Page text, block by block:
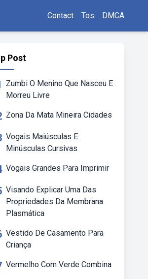
Contact Tos DMCA
Post
Zumbi O Menino Que Nasceu E
Morreu Livre
Zona Da Mata Mineira Cidades
Vogais Maiúsculas E
Minúsculas Cursivas
Vogais Grandes Para Imprimir
Visando Explicar Uma Das
Propriedades Da Membrana
Plasmática
Vestido De Casamento Para
Criança
Vermelho Com Verde Combina